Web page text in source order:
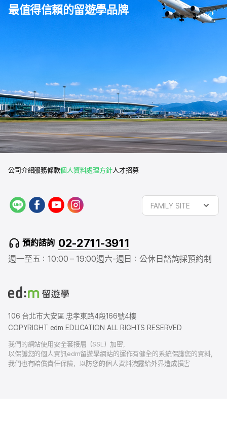
最值得信賴的留遊學品牌
公司介紹服務條款個人資料處理方針人才招募
L
f
a
b
o
y
o
u
e
a
r
FAMILY SITE
預約諮詢 02-2711-3911
週一至五：10:00 – 19:00週六-週日：公休日 諮詢採預約制
106 台北市大安區 忠孝東路4段166號4樓
COPYRIGHT edm EDUCATION ALL RIGHTS RESERVED
我們的網站使用安全套接層（SSL）加密，
以保護您的個人資訊edm留遊學網站的運作有健全的系統保護您的資料，
我們也有賠償責任保險，以防您的個人資料洩露給外界造成損害